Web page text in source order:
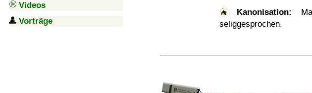
Videos
Vorträge
Kanonisation:
seliggesprochen.